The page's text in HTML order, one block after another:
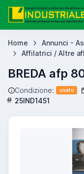
Home Annunci -
Affilatrici / Altre
BREDA afp
Condizione: usato
25IND1451